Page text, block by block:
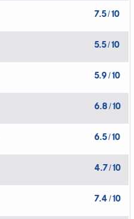
7.5/10
5.5/10
5.9 /10
6.8 /10
6.5/10
4.7/10
7.4 /10